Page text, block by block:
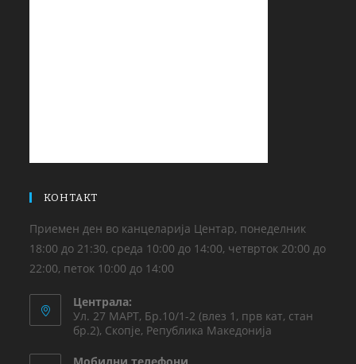
КОНТАКТ
Приемен ден во канцеларија Центар, понеделник
18:00 до 21:30, среда 10:00 до 14:00, четврток 20:00 до
22:00, петок 10:00 до 14:00
Централа:
Ул. 27 МАРТ, Бр.10/1-2 (влез 1, прв кат, стан
бр.2), Скопје, Република Македонија